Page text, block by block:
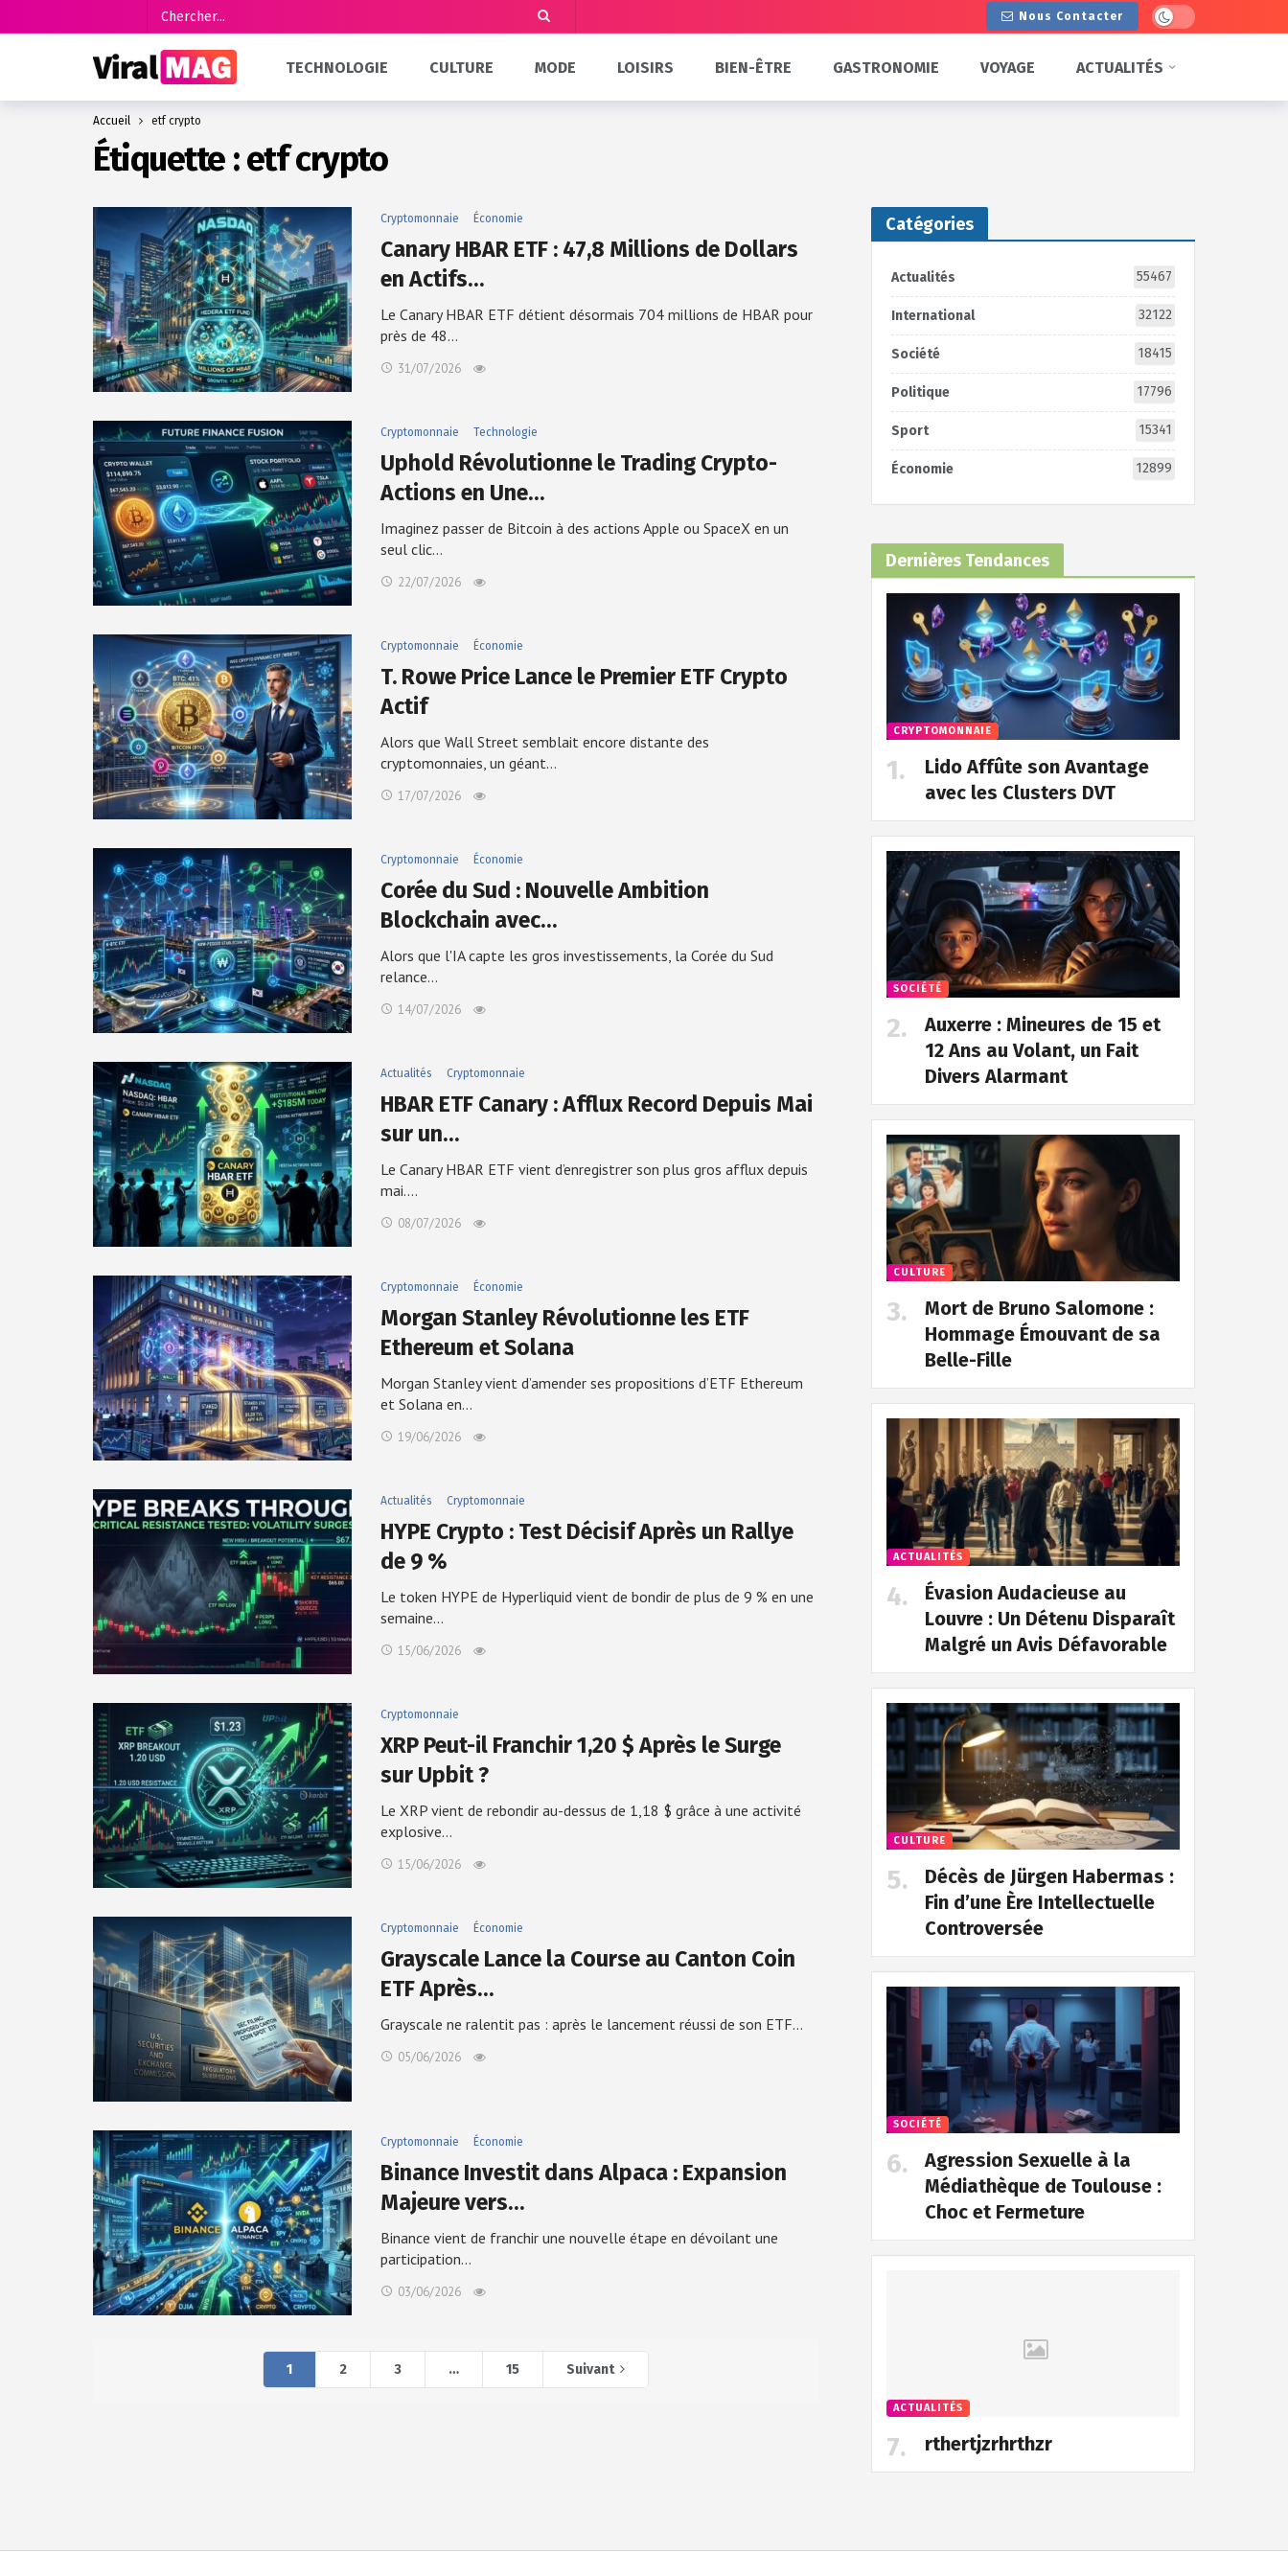
Nous Contacter Dark mode
TECHNOLOGIE CULTURE MODE LOISIRS BIEN-ÊTRE GASTRONOMIE VOYAGE ACTUALITÉS
Accueil etf crypto
Étiquette :etf crypto
Cryptomonnaie Économie
Canary HBAR ETF : 47,8 Millions de Dollars
en Actifs…
Le Canary HBAR ETF détient désormais 704 millions de HBAR pour
près de 48…
31/07/2026
Cryptomonnaie Technologie
Uphold Révolutionne le Trading Crypto-
Actions en Une…
Imaginez passer de Bitcoin à des actions Apple ou SpaceX en un
seul clic…
22/07/2026
Cryptomonnaie Économie
T. Rowe Price Lance le Premier ETF Crypto
Actif
Alors que Wall Street semblait encore distante des
cryptomonnaies, un géant…
17/07/2026
Cryptomonnaie Économie
Corée du Sud : Nouvelle Ambition
Blockchain avec…
Alors que l'IA capte les gros investissements, la Corée du Sud
relance…
14/07/2026
Actualités Cryptomonnaie
HBAR ETF Canary : Afflux Record Depuis Mai
sur un…
Le Canary HBAR ETF vient d’enregistrer son plus gros afflux depuis
mai.…
08/07/2026
Cryptomonnaie Économie
Morgan Stanley Révolutionne les ETF
Ethereum et Solana
Morgan Stanley vient d’amender ses propositions d’ETF Ethereum
et Solana en…
19/06/2026
Actualités Cryptomonnaie
HYPE Crypto : Test Décisif Après un Rallye
de 9 %
Le token HYPE de Hyperliquid vient de bondir de plus de 9 % en une
semaine…
15/06/2026
Cryptomonnaie
XRP Peut-il Franchir 1,20 $ Après le Surge
sur Upbit ?
Le XRP vient de rebondir au-dessus de 1,18 $ grâce à une activité
explosive…
15/06/2026
Cryptomonnaie Économie
Grayscale Lance la Course au Canton Coin
ETF Après…
Grayscale ne ralentit pas : après le lancement réussi de son ETF…
05/06/2026
Cryptomonnaie Économie
Binance Investit dans Alpaca : Expansion
Majeure vers…
Binance vient de franchir une nouvelle étape en dévoilant une
participation…
03/06/2026
1 2 3 … 15 Suivant
Catégories
Actualités 55467
International 32122
Société 18415
Politique 17796
Sport 15341
Économie 12899
Dernières Tendances
CRYPTOMONNAIE
Lido Affûte son Avantage
avec les Clusters DVT
SOCIÉTÉ
Auxerre : Mineures de 15 et
12 Ans au Volant, un Fait
Divers Alarmant
CULTURE
Mort de Bruno Salomone :
Hommage Émouvant de sa
Belle-Fille
ACTUALITÉS
Évasion Audacieuse au
Louvre : Un Détenu Disparaît
Malgré un Avis Défavorable
CULTURE
Décès de Jürgen Habermas :
Fin d’une Ère Intellectuelle
Controversée
SOCIÉTÉ
Agression Sexuelle à la
Médiathèque de Toulouse :
Choc et Fermeture
ACTUALITÉS
rthertjzrhrthzr